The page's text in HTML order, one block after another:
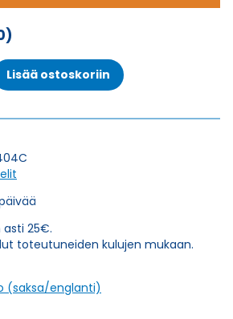
Lisää ostoskoriin
asti 25€.
toteutuneiden kulujen mukaan.
(saksa/englanti)